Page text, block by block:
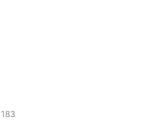
183